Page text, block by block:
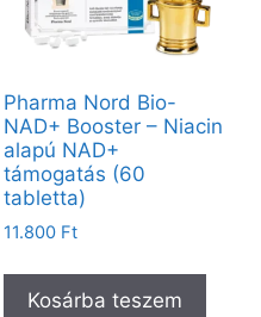
Pharma Nord Bio-
NAD+ Booster – Niacin
alapú NAD+
támogatás (60
tabletta)
11.800 Ft
Kosárba teszem